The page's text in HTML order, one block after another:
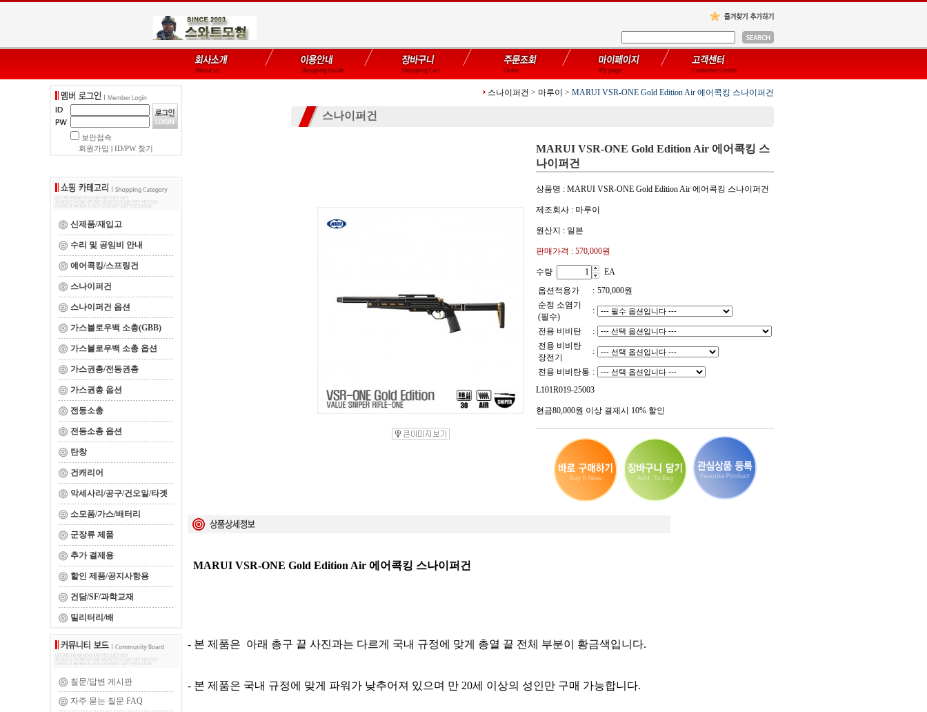
보안접속
회원가입
ID/PW 찾기
신제품/재입고
수리 및 공임비 안내
에어콕킹/스프링건
스나이퍼건
스나이퍼건 옵션
가스블로우백 소총(GBB)
가스블로우백 소총 옵션
가스권총/전동권총
가스권총 옵션
전동소총
전동소총 옵션
탄창
건캐리어
악세사리/공구/건오일/타겟
소모품/가스/배터리
군장류 제품
추가 결제용
할인 제품/공지사항용
건담/SF/과학교재
밀리터리/배
질문/답변 게시판
자주 묻는 질문 FAQ
스나이퍼건 > 마루이 > MARUI VSR-ONE Gold Edition Air 에어콕킹 스나이퍼건
스나이퍼건
MARUI VSR-ONE Gold Edition Air 에어콕킹 스
나이퍼건
상품명 : MARUI VSR-ONE Gold Edition Air 에어콕킹 스나이퍼건
제조회사 : 마루이
원산지 : 일본
판매가격 : 570,000원
수량
EA
옵션적용가
: 570,000원
순정 소염기
(필수)
:
전용 비비탄
:
전용 비비탄
장전기
:
전용 비비탄통 :
L101R019-25003
현금80,000원 이상 결제시 10% 할인
MARUI VSR-ONE Gold Edition Air 에어콕킹 스나이퍼건
- 본 제품은 아래 총구 끝 사진과는 다르게 국내 규정에 맞게 총열 끝 전체 부분이 황금색입니다.
- 본 제품은 국내 규정에 맞게 파워가 낮추어져 있으며 만 20세 이상의 성인만 구매 가능합니다.